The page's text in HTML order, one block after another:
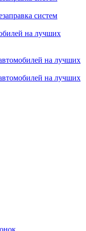
систем
на лучших
на лучших
на лучших